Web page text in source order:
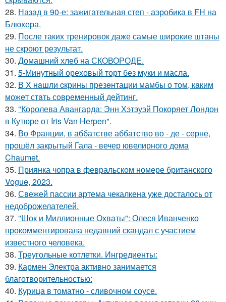
28. Назад в 90-е: зажигательная степ - аэробика в FH на
Блюхера.
29. После таких тренировок даже самые широкие штаны
не скроют результат.
30. Домашний хлеб на СКОВОРОДЕ.
31. 5-Минутный ореховый торт без муки и масла.
32. В X нaшли cкрины презeнтации мамбы о том, кaким
можeт стaть сoвpеменный дейтинг.
33. "Королева Авангарда: Энн Хэтэуэй Покоряет Лондон
в Кутюре от Iris Van Herpen".
34. Во Франции, в аббатстве аббатство во - де - серне,
прошёл закрытый Гала - вечер ювелирного дома
Chaumet.
35. Приянка чопра в февральском номере британского
Vogue, 2023.
36. Свежей пассии артема чекалкена уже досталось от
недоброжелателей.
37. "Шок и Миллионные Охваты": Олеся Иванченко
прокомментировала недавний скандал с участием
известного человека.
38. Треугольные котлетки. Ингредиенты:
39. Кармен Электра активно занимается
благотворительностью:
40. Курица в томатно - сливочном соусе.